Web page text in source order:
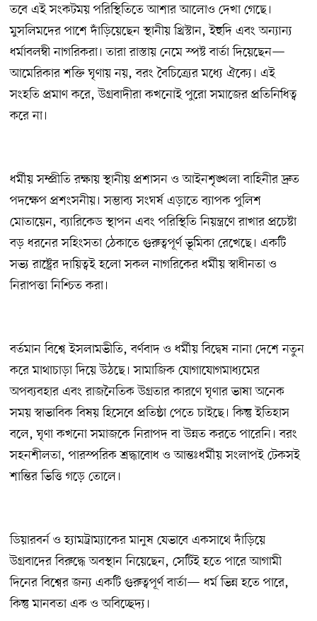
তবে এই সংকটময় পরিস্থিতিতে আশার আলোও দেখা গেছে।
মুসলিমদের পাশে দাঁড়িয়েছেন স্থানীয় খ্রিস্টান, ইহুদি এবং অন্যান্য
ধর্মাবলম্বী নাগরিকরা। তারা রাস্তায় নেমে স্পষ্ট বার্তা দিয়েছেন—
আমেরিকার শক্তি ঘৃণায় নয়, বরং বৈচিত্র্যের মধ্যে ঐক্যে। এই
সংহতি প্রমাণ করে, উগ্রবাদীরা কখনোই পুরো সমাজের প্রতিনিধিত্ব
করে না।
ধর্মীয় সম্প্রীতি রক্ষায় স্থানীয় প্রশাসন ও আইনশৃঙ্খলা বাহিনীর দ্রুত
পদক্ষেপ প্রশংসনীয়। সম্ভাব্য সংঘর্ষ এড়াতে ব্যাপক পুলিশ
মোতায়েন, ব্যারিকেড স্থাপন এবং পরিস্থিতি নিয়ন্ত্রণে রাখার প্রচেষ্টা
বড় ধরনের সহিংসতা ঠেকাতে গুরুত্বপূর্ণ ভূমিকা রেখেছে। একটি
সভ্য রাষ্ট্রের দায়িত্বই হলো সকল নাগরিকের ধর্মীয় স্বাধীনতা ও
নিরাপত্তা নিশ্চিত করা।
বর্তমান বিশ্বে ইসলামভীতি, বর্ণবাদ ও ধর্মীয় বিদ্বেষ নানা দেশে নতুন
করে মাথাচাড়া দিয়ে উঠছে। সামাজিক যোগাযোগমাধ্যমের
অপব্যবহার এবং রাজনৈতিক উগ্রতার কারণে ঘৃণার ভাষা অনেক
সময় স্বাভাবিক বিষয় হিসেবে প্রতিষ্ঠা পেতে চাইছে। কিন্তু ইতিহাস
বলে, ঘৃণা কখনো সমাজকে নিরাপদ বা উন্নত করতে পারেনি। বরং
সহনশীলতা, পারস্পরিক শ্রদ্ধাবোধ ও আন্তঃধর্মীয় সংলাপই টেকসই
শান্তির ভিত্তি গড়ে তোলে।
ডিয়ারবর্ন ও হ্যামট্রাম্যাকের মানুষ যেভাবে একসাথে দাঁড়িয়ে
উগ্রবাদের বিরুদ্ধে অবস্থান নিয়েছেন, সেটিই হতে পারে আগামী
দিনের বিশ্বের জন্য একটি গুরুত্বপূর্ণ বার্তা— ধর্ম ভিন্ন হতে পারে,
কিন্তু মানবতা এক ও অবিচ্ছেদ্য।